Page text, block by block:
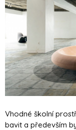
Vhodné školní
bavit a především